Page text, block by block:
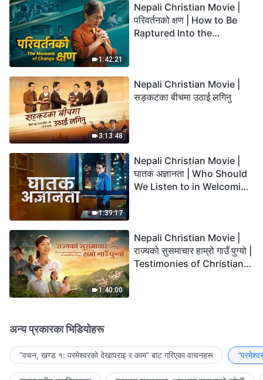
1:42:21
Nepali Christian Movie |
परिवर्तनको क्षण | How to Be
Raptured Into the
3:13:48
Nepali Christian Movie |
सङ्कटका बीचमा उठाई लगिनु
1:39:17
Nepali Christian Movie |
घातक अज्ञानता | Who Should
We Listen to in Welcoming
1:40:00
Nepali Christian Movie |
राज्यको सुसमाचार हाम्रो गाउँ पुग्यो |
Testimonies of Christians
अन्य प्रकारका भिडियोहरू
“वचन, खण्ड १: परमेश्‍वरको देखापराइ र काम” बाट गरिएका वाचनहरू